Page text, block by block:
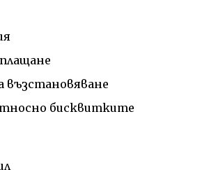
възстановяване
бисквитките